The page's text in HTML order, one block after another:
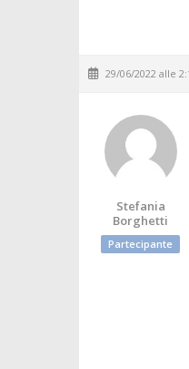
29/06/2022 alle
Stefania
Borghetti
Partecipante